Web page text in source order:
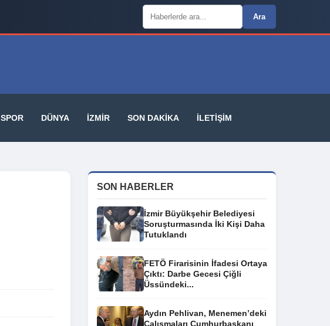
Arama:
Ara
SPOR DÜNYA İZMIR SON DAKIKA İLETIŞIM
SON HABERLER
İzmir Büyükşehir Belediyesi
Soruşturmasında İki Kişi Daha
Tutuklandı
FETÖ Firarisinin İfadesi Ortaya
Çıktı: Darbe Gecesi Çiğli
Üssündeki...
Aydın Pehlivan, Menemen’deki
Çalışmaları Cumhurbaşkanı